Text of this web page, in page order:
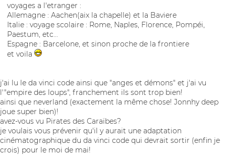
voyages a l'etranger :
Allemagne : Aachen(aix la chapelle) et la Baviere
Italie : voyage scolaire : Rome, Naples, Florence, Pompéi,
Paestum, etc...
Espagne : Barcelone, et sinon proche de la frontiere
et voila
j'ai lu le da vinci code ainsi que "anges et démons" et j'ai vu
l'"empire des loups", franchement ils sont trop bien!
ainsi que neverland (exactement la même chose! Jonnhy deep
joue super bien)!
avez-vous vu Pirates des Caraïbes?
je voulais vous prévenir qu'il y aurait une adaptation
cinématographique du da vinci code qui devrait sortir (enfin je
crois) pour le moi de mai!